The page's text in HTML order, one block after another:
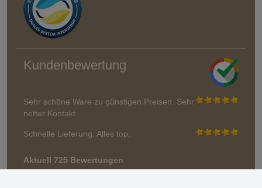
Kundenbewertung
Sehr schöne Ware zu günstigen Preisen. Sehr
netter Kontakt.
Schnelle Lieferung. Alles top.
Aktuell 725 Bewertungen